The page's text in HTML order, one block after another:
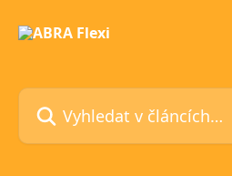
Vyhledat v článcích…